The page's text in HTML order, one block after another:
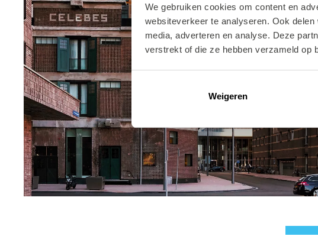
We gebruiken cookies om content en
websiteverkeer te analyseren. Ook
media, adverteren en analyse. Deze
verstrekt of die ze hebben verzameld op
Weigeren